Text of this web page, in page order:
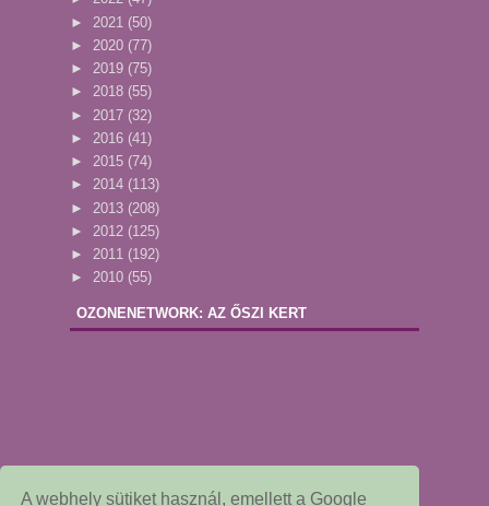
A webhely sütiket használ, emellett a Google
► 2021 (50)
► 2020 (77)
► 2019 (75)
► 2018 (55)
► 2017 (32)
► 2016 (41)
► 2015 (74)
► 2014 (113)
► 2013 (208)
► 2012 (125)
► 2011 (192)
► 2010 (55)
OZONENETWORK: AZ ŐSZI KERT